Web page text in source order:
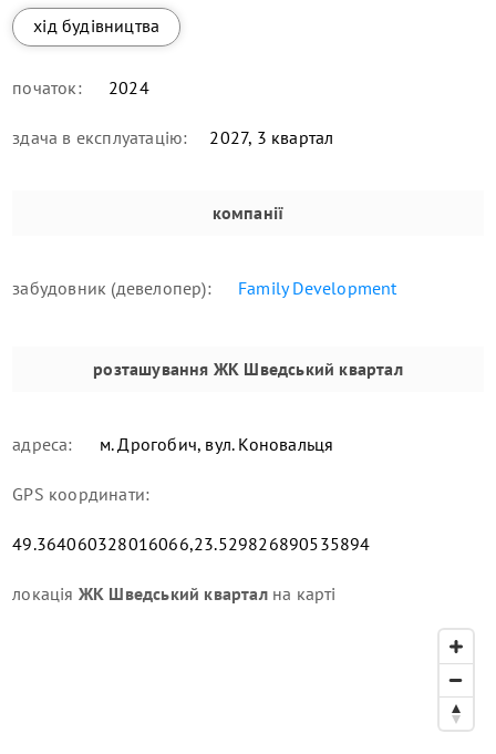
хід будівництва
початок: 2024
здача в експлуатацію: 2027, 3 квартал
компанії
забудовник (девелопер): Family Development
розташування ЖК Шведський квартал
адреса: м. Дрогобич, вул. Коновальця
GPS координати:
49.364060328016066,23.529826890535894
локація ЖК Шведський квартална карті